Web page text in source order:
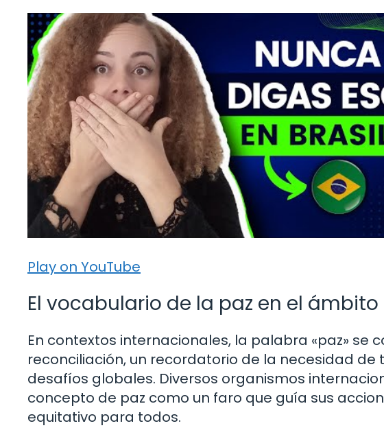
Play on YouTube
El vocabulario de la paz en el
En contextos internacionales, la palabra «paz» se
reconciliación, un recordatorio de la necesidad
desafíos globales. Diversos organismos
concepto de paz como un faro que guía sus
equitativo para todos.